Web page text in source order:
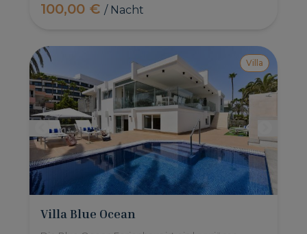
100,00 €/ Nacht
Villa
Villa Blue Ocean